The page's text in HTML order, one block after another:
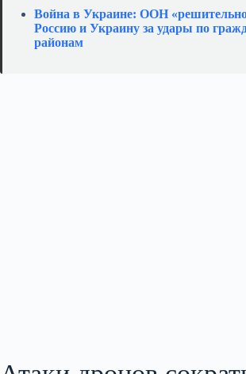
Война в Украине: ООН
Россию и Украину за удары по
районам